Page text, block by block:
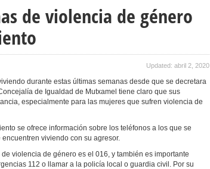
de violencia de género
Updated: abril 2, 2020
durante estas últimas semanas desde que se decretara
de Igualdad de Mutxamel tiene claro que sus
especialmente para las mujeres que sufren violencia de
se ofrece información sobre los teléfonos a los que se
viviendo con su agresor.
violencia de género es el 016, y también es importante
112 o llamar a la policía local o guardia civil. Por su